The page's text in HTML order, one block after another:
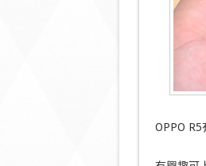
OPPO